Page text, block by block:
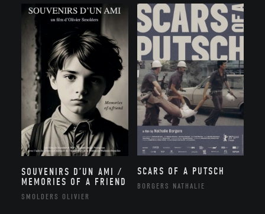
SOUVENIRS D’UN AMI /
MEMORIES OF A FRIEND
SMOLDERS OLIVIER
SCARS OF A PUTSCH
BORGERS NATHALIE